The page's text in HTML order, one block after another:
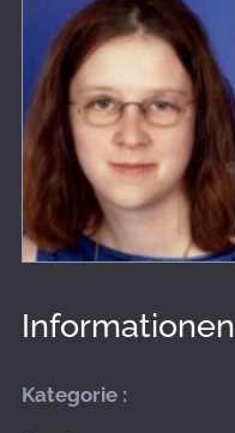
Informationen
Kategorie :